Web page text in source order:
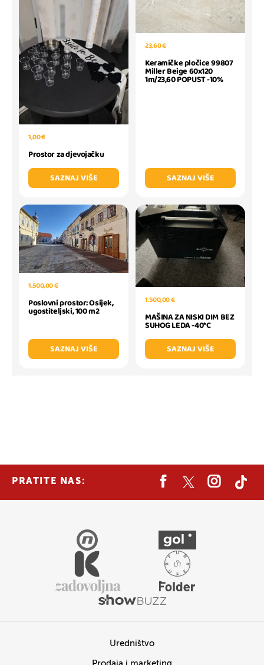
1,00 €
Prostor za djevojačku
SAZNAJ VIŠE
23,60 €
Keramičke pločice 99807
Miller Beige 60x120
1m/23,60 POPUST -10%
SAZNAJ VIŠE
1.500,00 €
Poslovni prostor: Osijek,
ugostiteljski, 100 m2
SAZNAJ VIŠE
1.500,00 €
MAŠINA ZA NISKI DIM BEZ
SUHOG LEDA -40*C
SAZNAJ VIŠE
PRATITE NAS:
Uredništvo